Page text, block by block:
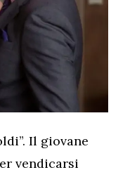
Il giovane
vendicarsi